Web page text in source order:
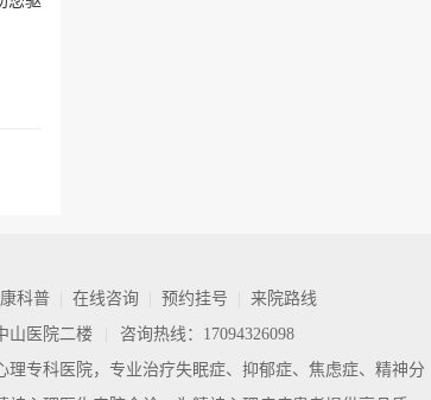
科普 在线咨询 预约挂号
来院路线
山医院二楼
咨询热线：17094326098
理专科医院，专业治疗失眠症、抑郁症、焦虑症、精神分